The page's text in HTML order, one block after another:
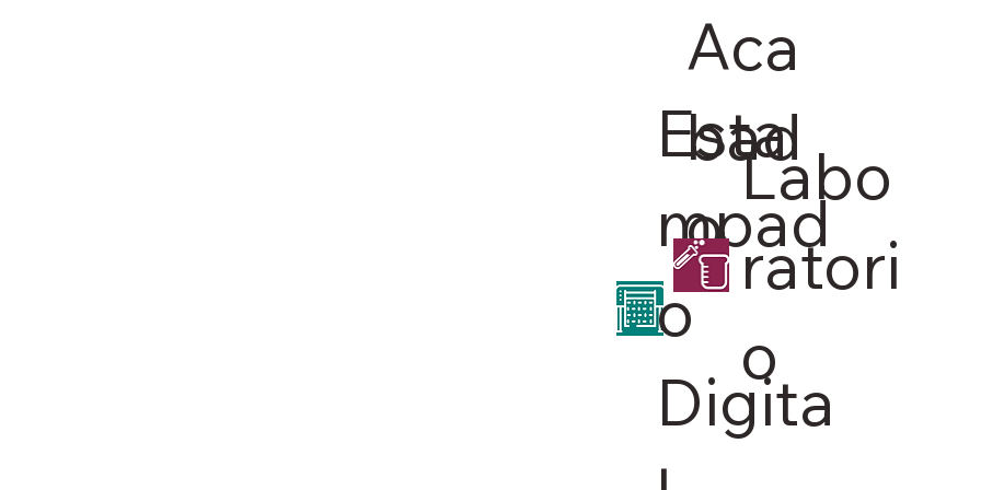
Aca
bad
o
Esta
mpad
o
Digita
Labo
ratori
o